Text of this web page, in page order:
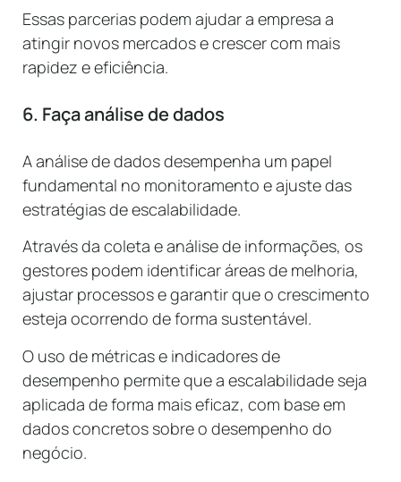
Essas parcerias podem ajudar a empresa a
atingir novos mercados e crescer com mais
rapidez e eficiência.
6. Faça análise de dados
A análise de dados desempenha um papel
fundamental no monitoramento e ajuste das
estratégias de escalabilidade.
Através da coleta e análise de informações, os
gestores podem identificar áreas de melhoria,
ajustar processos e garantir que o crescimento
esteja ocorrendo de forma sustentável.
O uso de métricas e indicadores de
desempenho permite que a escalabilidade seja
aplicada de forma mais eficaz, com base em
dados concretos sobre o desempenho do
negócio.